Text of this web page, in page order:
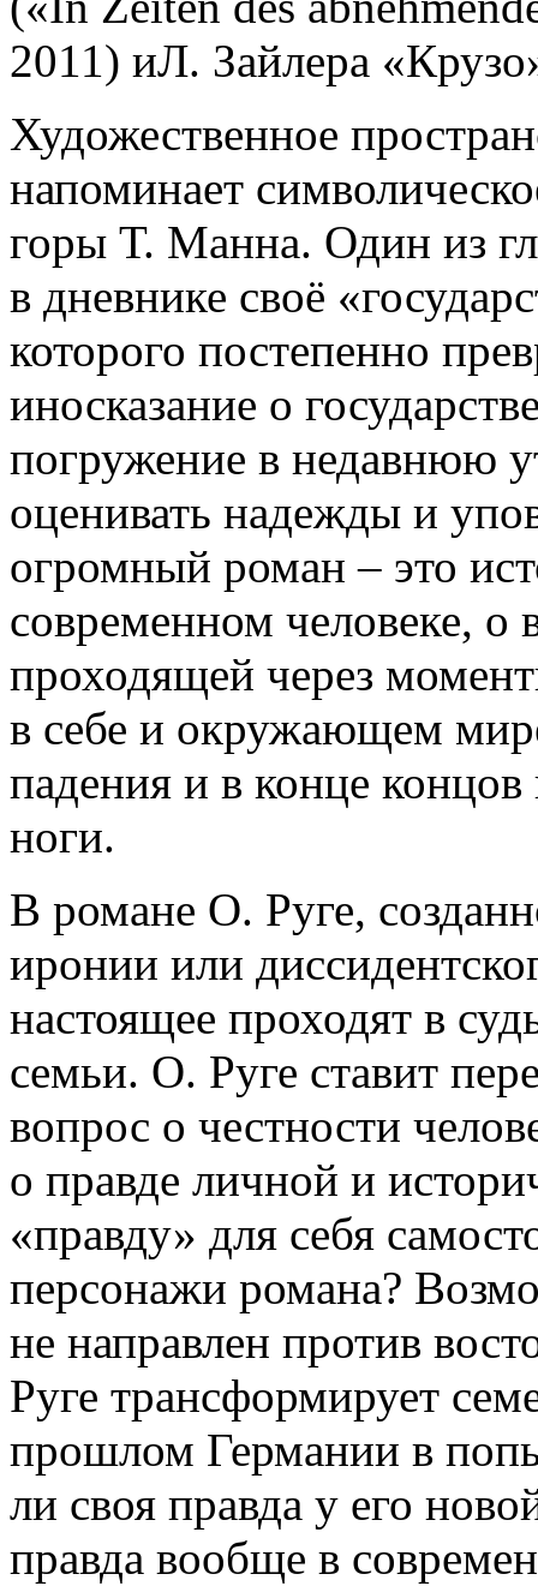
2011) иЛ. Зайлера
Художественное
напоминает
горы Т. Манна. Один из
в дневнике своё
которого постепенно
иносказание о
погружение в недавнюю
оценивать надежды и
огромный роман – это
современном человеке, о
проходящей через
в себе и окружающем
падения и в конце
ноги.
В романе О. Руге,
иронии или
настоящее проходят в
семьи. О. Руге ставит
вопрос о честности
о правде личной и
«правду» для себя
персонажи романа?
не направлен против
Руге трансформирует
прошлом Германии в
ли своя правда у его
правда вообще в